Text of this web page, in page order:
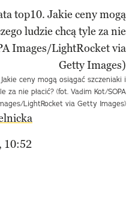
ceny mogą osiągać szczeniaki i
za nie płacić? (fot. Vadim Kot/SOPA
LightRocket via Getty Images)
10:52